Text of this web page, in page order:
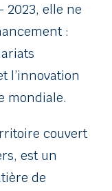
2023, elle ne
:
l’innovation
mondiale.
couvert
est un
de